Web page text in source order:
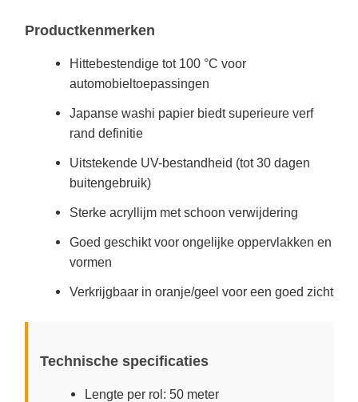
Productkenmerken
Hittebestendige tot 100 °C voor
automobieltoepassingen
Japanse washi papier biedt superieure verf
rand definitie
Uitstekende UV-bestandheid (tot 30 dagen
buitengebruik)
Sterke acryllijm met schoon verwijdering
Goed geschikt voor ongelijke oppervlakken en
vormen
Verkrijgbaar in oranje/geel voor een goed zicht
Technische specificaties
Lengte per rol: 50 meter